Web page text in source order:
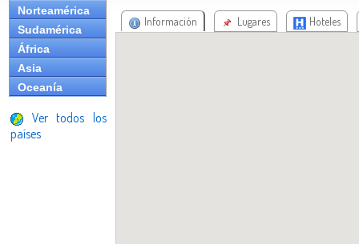
Norteamérica
Sudamérica
África
Asia
Oceanía
Ver todos los
países
Información Lugares Hoteles